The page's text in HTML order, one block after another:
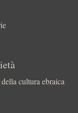
cultura ebraica